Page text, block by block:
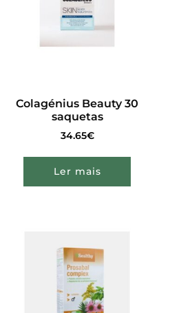
Colagénius Beauty 30
saquetas
34.65€
Ler mais